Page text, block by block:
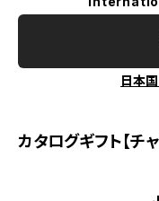
日本
カタログギフト【チ